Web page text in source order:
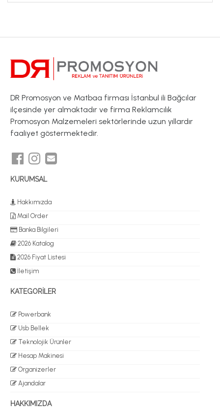
DR Promosyon ve Matbaa firması İstanbul ili Bağcılar
ilçesinde yer almaktadır ve firma Reklamcılık
Promosyon Malzemeleri sektörlerinde uzun yıllardır
faaliyet göstermektedir.
KURUMSAL
Hakkımızda
Mail Order
Banka Bilgileri
2026 Katalog
2026 Fiyat Listesi
İletişim
KATEGORİLER
Powerbank
Usb Bellek
Teknolojik Ürünler
Hesap Makinesi
Organizerler
Ajandalar
HAKKIMIZDA